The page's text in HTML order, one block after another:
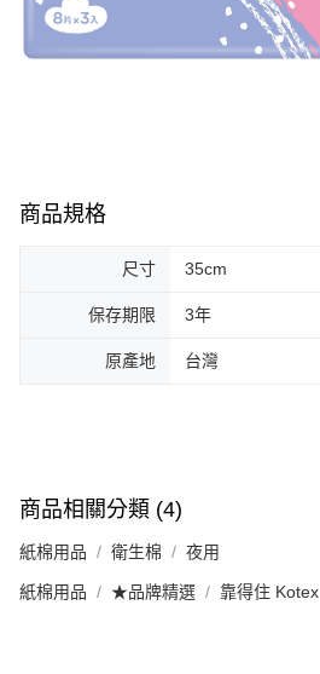
商品規格
尺寸 35cm
保存期限 3年
原產地 台灣
商品相關分類 (4)
紙棉用品 衛生棉 夜用
紙棉用品 ★品牌精選 靠得住 Kotex